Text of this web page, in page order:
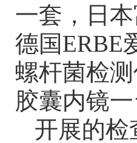
一套，日
德国ERBE
螺杆菌检
胶囊内镜
开展的检